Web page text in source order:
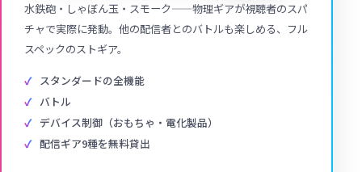
水鉄砲・しゃぼん玉・スモーク——物理ギアが視聴者のスパ
チャで実際に発動。他の配信者とのバトルも楽しめる、フル
スペックのストギア。
スタンダードの全機能
バトル
デバイス制御（おもちゃ・電化製品）
配信ギア9種を無料貸出